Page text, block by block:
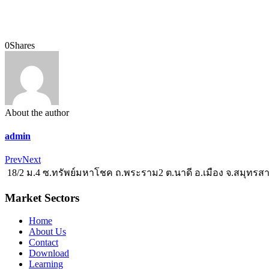
0Shares
About the author
admin
PrevNext
18/2 ม.4 ซ.ทรัพย์มหาโชค ถ.พระราม2 ต.นาดี อ.เมือง จ.สมุทรส
Market Sectors
Home
About Us
Contact
Download
Learning